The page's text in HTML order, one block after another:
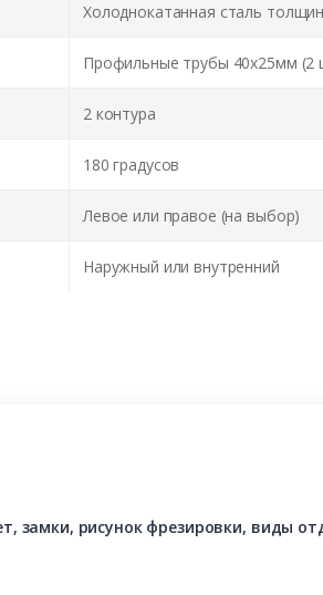
Холоднокатанная сталь
Профильные трубы 40х25мм (2
2 контура
180 градусов
Левое или правое (на выбор)
Наружный или внутренний
рисунок фрезировки, виды